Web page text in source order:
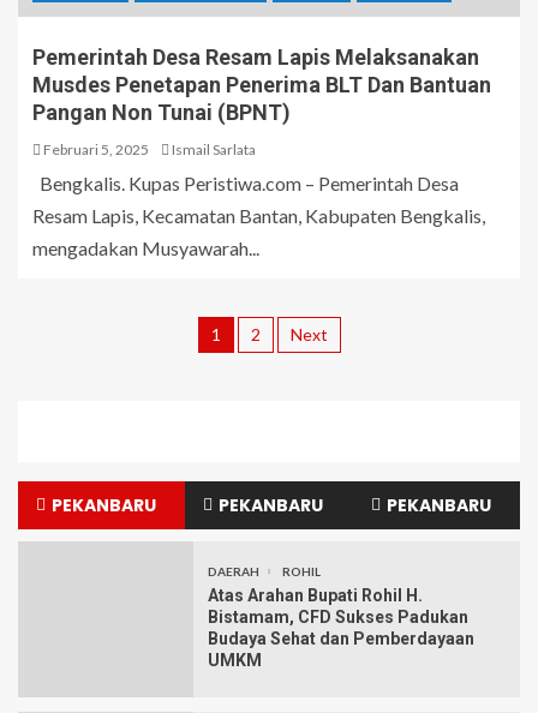
Pemerintah Desa Resam Lapis Melaksanakan
Musdes Penetapan Penerima BLT Dan Bantuan
Pangan Non Tunai (BPNT)
Februari 5, 2025 Ismail Sarlata
Bengkalis. Kupas Peristiwa.com – Pemerintah Desa
Resam Lapis, Kecamatan Bantan, Kabupaten Bengkalis,
mengadakan Musyawarah...
1 2 Next
PEKANBARU PEKANBARU PEKANBARU
DAERAH ROHIL
Atas Arahan Bupati Rohil H.
Bistamam, CFD Sukses Padukan
Budaya Sehat dan Pemberdayaan
UMKM